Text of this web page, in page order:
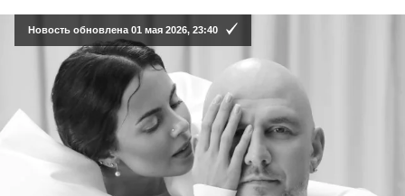
Новость обновлена 01 мая 2026, 23:40